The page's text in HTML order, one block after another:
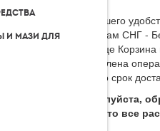
Для вашего
и странам СНГ -
странице
определена
Обычно срок
! Пожалуйста,
сроки, то все
и мази для